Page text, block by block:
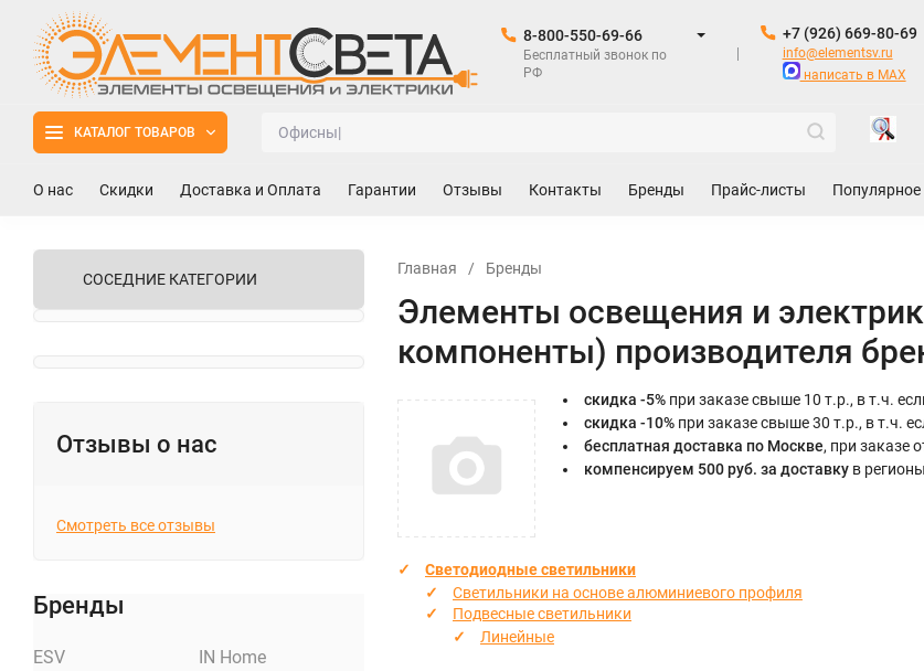
8-800-550-69-66
Бесплатный звонок по
РФ
+7 (926) 669-80-69
info@elementsv.ru
написать в MAX
КАТАЛОГ ТОВАРОВ
О нас Скидки Доставка и Оплата Гарантии Отзывы Контакты Бренды Прайс-листы Популярное
СОСЕДНИЕ КАТЕГОРИИ
Отзывы о нас
Смотреть все отзывы
Бренды
ESV
IN Home
Главная / Бренды
Элементы освещения и
компоненты) производителя
скидка -5% при заказе свыше 10 т.р., в т.ч.
скидка -10% при заказе свыше 30 т.р., в т.ч.
бесплатная доставка по Москве, при заказе
компенсируем 500 руб. за доставку в
Светодиодные светильники
Светильники на основе алюминиевого профиля
Подвесные светильники
Линейные